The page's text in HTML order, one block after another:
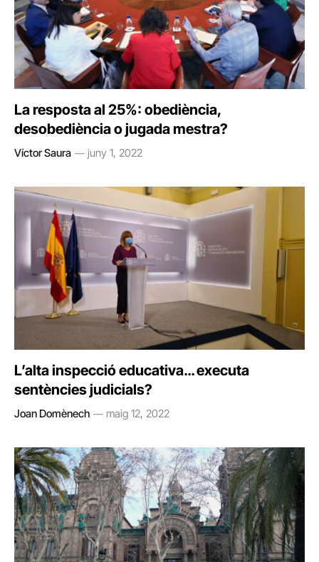
La resposta al 25%: obediència,
desobediència o jugada mestra?
Víctor Saura juny 1, 2022
L’alta inspecció educativa… executa
sentències judicials?
Joan Domènech maig 12, 2022